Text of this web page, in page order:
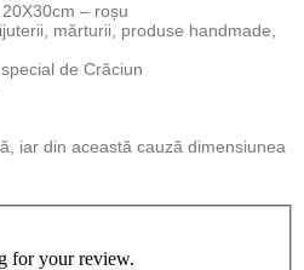
– roșu
mărturii, produse handmade,
de Crăciun
iar din această cauză dimensiunea
for your review.